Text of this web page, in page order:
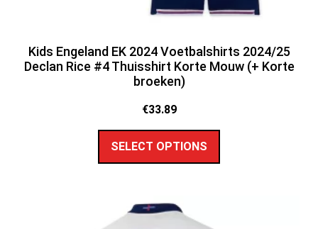
Kids Engeland EK 2024 Voetbalshirts 2024/25
Declan Rice #4 Thuisshirt Korte Mouw (+ Korte
broeken)
€33.89
SELECT OPTIONS